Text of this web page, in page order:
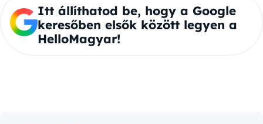
Itt állíthatod be, hogy a Google
keresőben elsők között legyen a
HelloMagyar!